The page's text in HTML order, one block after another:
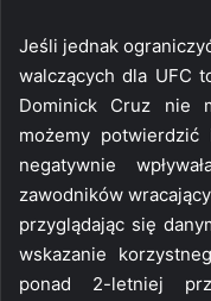
Jeśli jednak
walczących dla UFC
Dominick Cruz nie
możemy potwierdzić
negatywnie
zawodników
przyglądając się
wskazanie
ponad 2-letniej